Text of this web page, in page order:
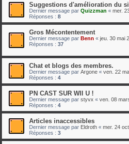
Suggestions d'amélioration du
Dernier message par Quizzman « mer.
Réponses : 8
Gros Mécontentement
Dernier message par Benn « jeu. 30 mai
Réponses : 37
Chat et blogs des membres.
Dernier message par Argone « ven. 22
Réponses : 4
PN CAST SUR WII U !
Dernier message par styvx « ven. 08
Réponses : 4
Articles inaccessibles
Dernier message par Eldroth « mer. 24
Réponses : 3